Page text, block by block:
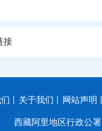
接
关于我们 网站声明
西藏阿里地区行政公署